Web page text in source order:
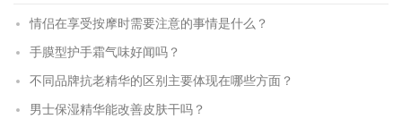
情侣在享受按摩时需要注意的事情是什么？
手膜型护手霜气味好闻吗？
不同品牌抗老精华的区别主要体现在哪些方面？
男士保湿精华能改善皮肤干吗？